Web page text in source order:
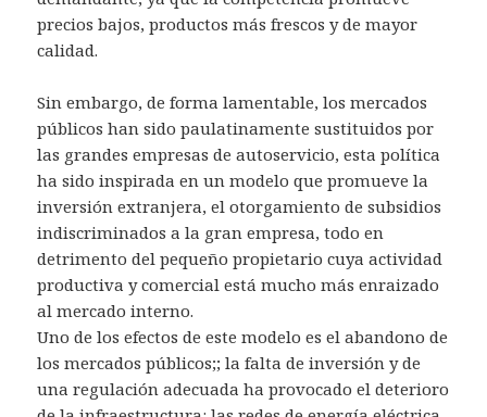
precios bajos, productos más frescos y de mayor
calidad.
Sin embargo, de forma lamentable, los mercados
públicos han sido paulatinamente sustituidos por
las grandes empresas de autoservicio, esta política
ha sido inspirada en un modelo que promueve la
inversión extranjera, el otorgamiento de subsidios
indiscriminados a la gran empresa, todo en
detrimento del pequeño propietario cuya actividad
productiva y comercial está mucho más enraizado
al mercado interno.
Uno de los efectos de este modelo es el abandono de
los mercados públicos;; la falta de inversión y de
una regulación adecuada ha provocado el deterioro